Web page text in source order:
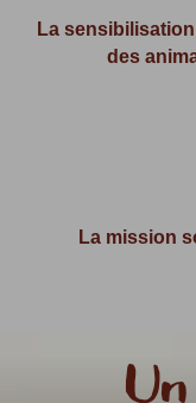
La
des
La mission